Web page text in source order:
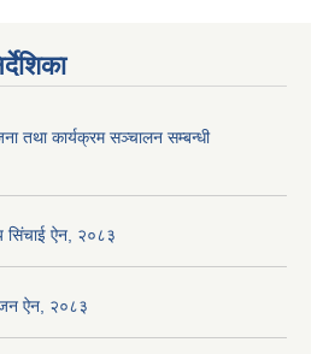
तथा कार्यक्रम सञ्चालन सम्बन्धी
सिंचाई ऐन, २०८३
ऐन, २०८३